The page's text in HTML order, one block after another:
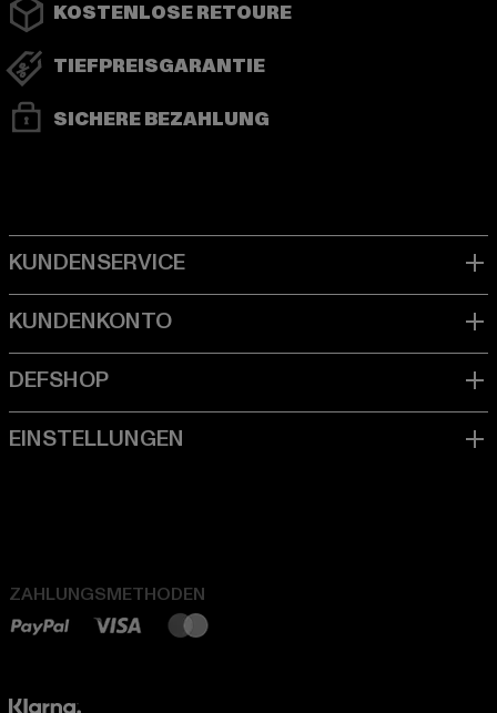
KOSTENLOSE RETOURE
TIEFPREISGARANTIE
SICHERE BEZAHLUNG
ZAHLUNGSMETHODEN